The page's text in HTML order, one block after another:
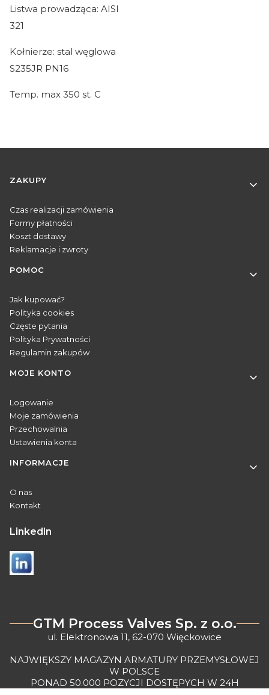
Listwa prowadząca: AISI
321
Kołnierze: stal węglowa
S235JR PN16
Temp. max 350 st. C
Linki w stopce
ZAKUPY
Czas realizacji zamówienia
Formy płatności
Koszt dostawy
Reklamacje i zwroty
POMOC
Jak kupować?
Polityka cookies
Częste pytania
Polityka Prywatności
Regulamin zakupów
MOJE KONTO
Logowanie
Moje zamówienia
Przechowalnia
Ustawienia konta
INFORMACJE
O nas
Kontakt
Linkedln
GTM Process Valves Sp. z o.o.
ul. Elektronowa 11, 62-070 Więckowice
NAJWIĘKSZY MAGAZYN ARMATURY PRZEMYSŁOWEJ
W POLSCE
PONAD 50.000 POZYCJI DOSTĘPYCH W 24H